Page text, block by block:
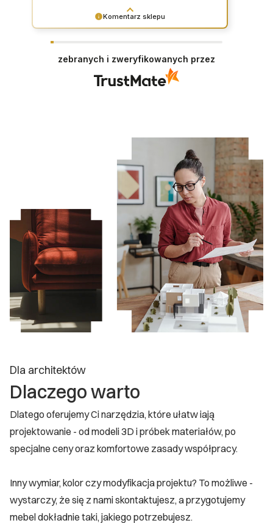
Komentarz sklepu
zebranych i zweryfikowanych przez
Dla architektów
Dlaczego warto
Dlatego oferujemy Ci narzędzia, które ułatw iają
projektowanie - od modeli 3D i próbek materiałów, po
specjalne ceny oraz komfortowe zasady współpracy.
Inny wymiar, kolor czy modyfikacja projektu? To możliwe -
wystarczy, że się z nami skontaktujesz, a przygotujemy
mebel dokładnie taki, jakiego potrzebujesz.